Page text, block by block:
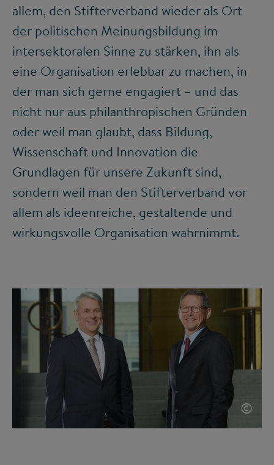
allem, den Stifterverband wieder als Ort
der politischen Meinungsbildung im
intersektoralen Sinne zu stärken, ihn als
eine Organisation erlebbar zu machen, in
der man sich gerne engagiert – und das
nicht nur aus philanthropischen Gründen
oder weil man glaubt, dass Bildung,
Wissenschaft und Innovation die
Grundlagen für unsere Zukunft sind,
sondern weil man den Stifterverband vor
allem als ideenreiche, gestaltende und
wirkungsvolle Organisation wahrnimmt.
©